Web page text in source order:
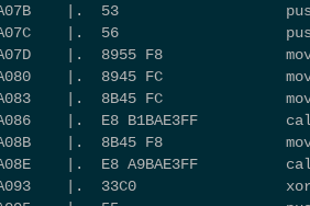
|.  53
|.  56
|.  8955 F8
|.  8945 FC
|.  8B45 FC
|.  E8 B1BAE3FF
|.  8B45 F8
|.  E8 A9BAE3FF
|.  33C0